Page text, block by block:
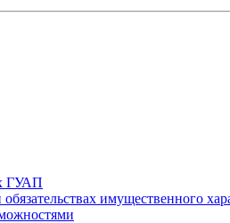
ГУАП
имущественного